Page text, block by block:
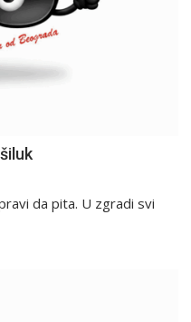
da pita. U zgradi svi